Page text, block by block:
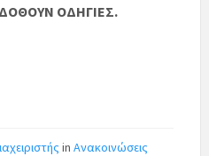
ΟΔΗΓΙΕΣ.
in Ανακοινώσεις